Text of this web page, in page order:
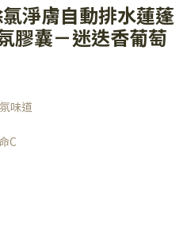
淨膚自動排水蓮蓬
膠囊－迷迭香葡萄
味道
C